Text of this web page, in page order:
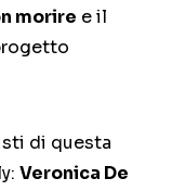
morire e il
di questa
Veronica De